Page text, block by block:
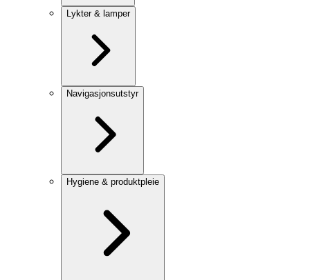
Lykter & lamper
Navigasjonsutstyr
Hygiene & produktpleie